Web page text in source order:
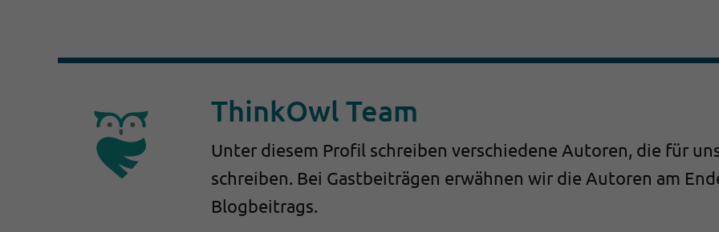
ThinkOwl Team
Unter diesem Profil schreiben verschiedene Autoren, die für
schreiben. Bei Gastbeiträgen erwähnen wir die Autoren am
Blogbeitrags.